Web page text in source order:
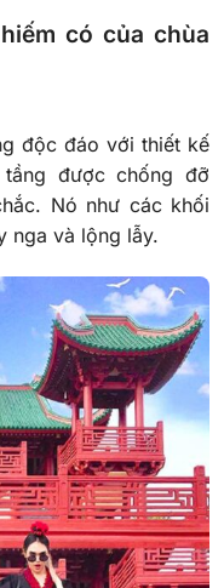
có của chùa
độc đáo với thiết kế
được chống đỡ
Nó như các khối
nga và lộng lẫy.